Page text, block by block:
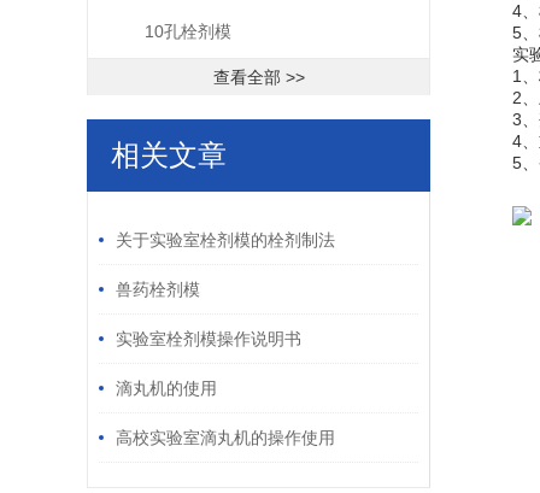
10孔栓剂模
查看全部 >>
相关文章
关于实验室栓剂模的栓剂制法
兽药栓剂模
实验室栓剂模操作说明书
滴丸机的使用
高校实验室滴丸机的操作使用
4、模
5、模
实验
1、
2、
3、剂
4、
5、备